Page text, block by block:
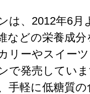
は、2012年6
などの栄養成
リーやスイー
で発売していま
手軽に低糖質